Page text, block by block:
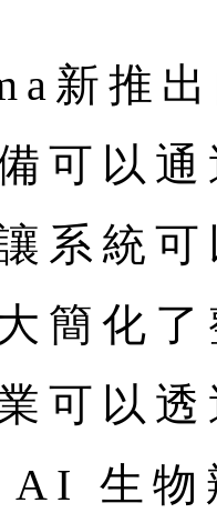
新推
備可以
系統
簡化
可以
AI 生物